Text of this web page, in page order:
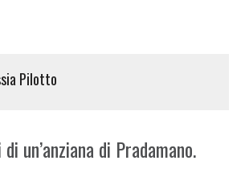
Pilotto
un’anziana di Pradamano.